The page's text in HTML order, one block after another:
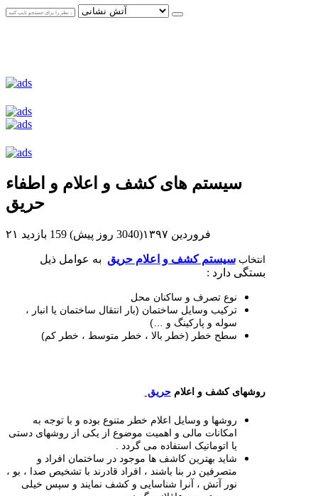
سیستم های کشف و اعلام و اطفاء
حریق
۲۱ فروردین ۱۳۹۷(3040 روز پیش) 159 بازدید
انتخابسیستم کشف و اعلام حریق به عوامل ذیل
بستگی دارد :
نوع تصرف و ساکنان محل
ترکیب وسایل ساختمان (بار انتقال ساختمان یا انبار ،
سوله و پارکینگ و …)
سطح خطر (خطر بالا ، خطر متوسط ، خطر کم)
روشهای کشف و اعلامحریق
روشها و وسایل اعلام خطر متنوع بوده و با توجه به
امکانات مالی و اهمیت موضوع از یکی از روشهای دستی
یا اتوماتیک استفاده می گردد .
شاید بهترین کاشف ها موجود در ساختمان افراد و
متصرفین در بنا باشند ، افراد قادرند با تشخیص صدا ، بو ،
نور آتش ، آنرا شناسایی و کشف نمایند و سپس خیلی